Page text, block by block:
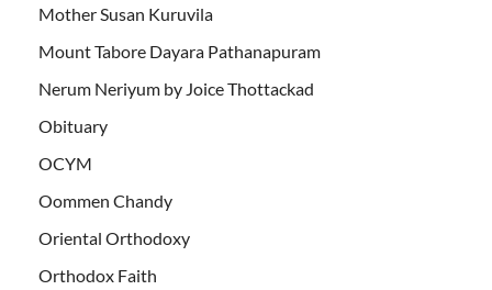
Mother Susan Kuruvila
Mount Tabore Dayara Pathanapuram
Nerum Neriyum by Joice Thottackad
Obituary
OCYM
Oommen Chandy
Oriental Orthodoxy
Orthodox Faith